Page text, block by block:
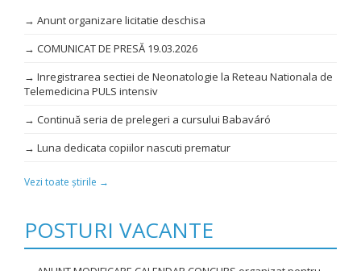
→ Anunt organizare licitatie deschisa
→ COMUNICAT DE PRESĂ 19.03.2026
→ Inregistrarea sectiei de Neonatologie la Reteau Nationala de
Telemedicina PULS intensiv
→ Continuă seria de prelegeri a cursului Babaváró
→ Luna dedicata copiilor nascuti prematur
Vezi toate știrile →
POSTURI VACANTE